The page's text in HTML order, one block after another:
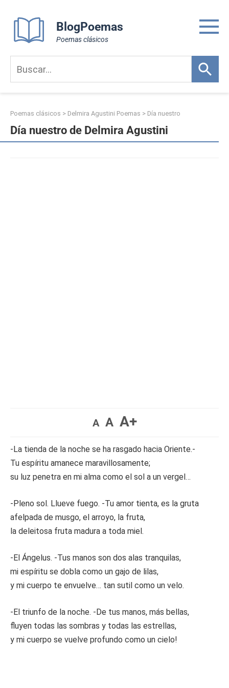
content
BlogPoemas
Poemas clásicos
Poemas clásicos > Delmira Agustini Poemas > Día nuestro
Día nuestro de Delmira Agustini
A A A+
-La tienda de la noche se ha rasgado hacia Oriente.-
Tu espíritu amanece maravillosamente;
su luz penetra en mi alma como el sol a un vergel…
-Pleno sol. Llueve fuego. -Tu amor tienta, es la gruta
afelpada de musgo, el arroyo, la fruta,
la deleitosa fruta madura a toda miel.
-El Ángelus. -Tus manos son dos alas tranquilas,
mi espíritu se dobla como un gajo de lilas,
y mi cuerpo te envuelve… tan sutil como un velo.
-El triunfo de la noche. -De tus manos, más bellas,
fluyen todas las sombras y todas las estrellas,
y mi cuerpo se vuelve profundo como un cielo!